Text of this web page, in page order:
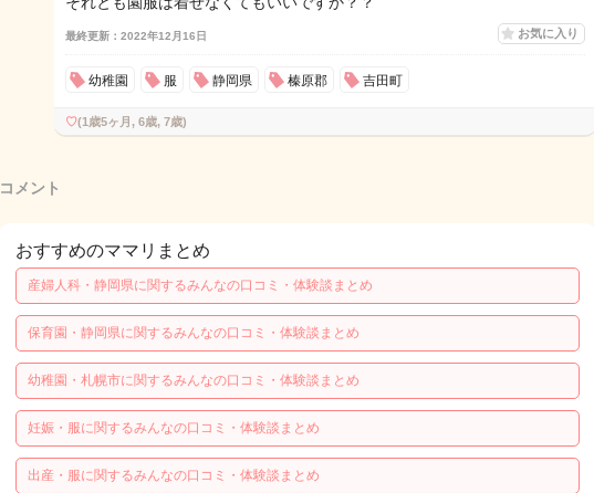
最終更新：2022年12月16日 お気に入り
幼稚園 服 静岡県 榛原郡 吉田町
♡(1歳5ヶ月, 6歳, 7歳)
コメント
おすすめのママリまとめ
産婦人科・静岡県に関するみんなの口コミ・体験談まとめ
保育園・静岡県に関するみんなの口コミ・体験談まとめ
幼稚園・札幌市に関するみんなの口コミ・体験談まとめ
妊娠・服に関するみんなの口コミ・体験談まとめ
出産・服に関するみんなの口コミ・体験談まとめ